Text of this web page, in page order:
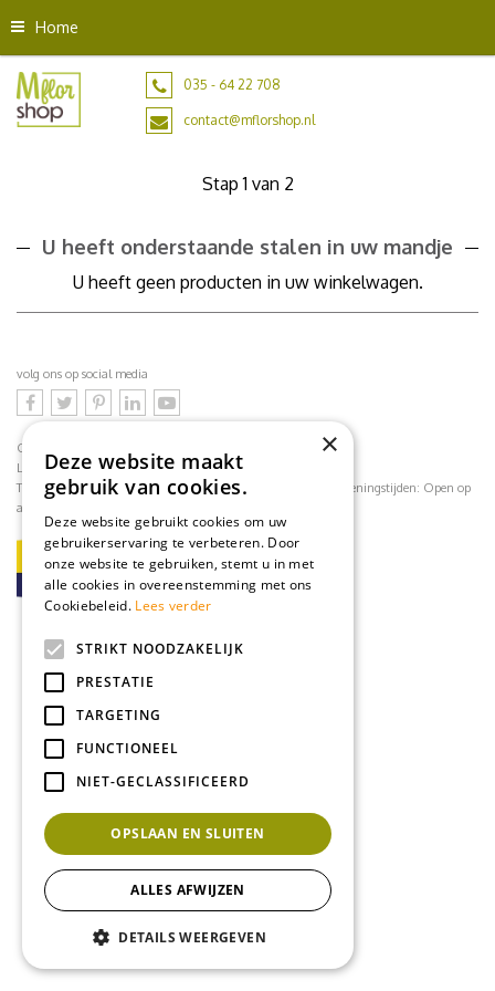
n
Home
035 - 64 22 708
contact@mflorshop.nl
Stap 1 van 2
U heeft onderstaande stalen in uw mandje
U heeft geen producten in uw winkelwagen.
volg ons op social media
CONTACT
Loodijk 241243 JB 's Graveland
Telefoonnummer:035 - 64 22 708 contact@mflorshop.nl Openingstijden: Open op
afspraak
×
Deze website maakt
gebruik van cookies.
Deze website gebruikt cookies om uw
gebruikerservaring te verbeteren. Door
onze website te gebruiken, stemt u in met
alle cookies in overeenstemming met ons
Cookiebeleid. Lees verder
STRIKT NOODZAKELIJK
PRESTATIE
TARGETING
FUNCTIONEEL
NIET-GECLASSIFICEERD
OPSLAAN EN SLUITEN
ALLES AFWIJZEN
DETAILS WEERGEVEN